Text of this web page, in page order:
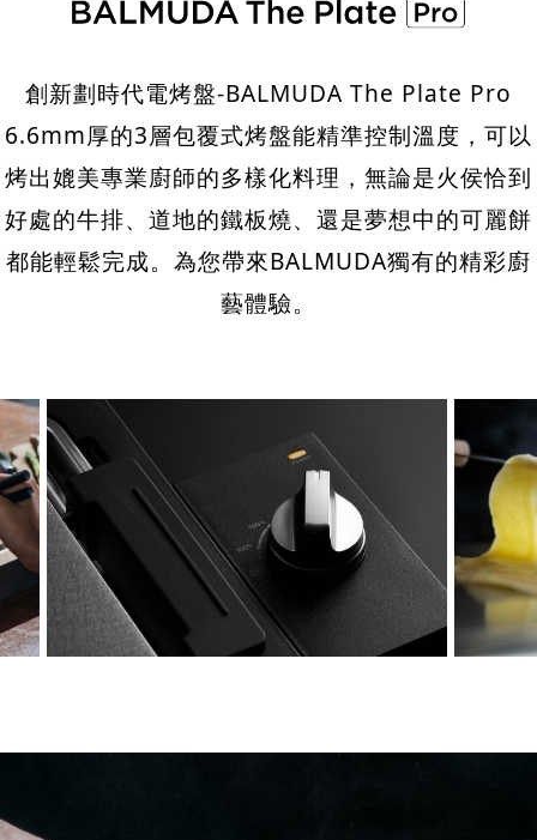
創新劃時代電烤盤-BALMUDA The Plate Pro
6.6mm厚的3層包覆式烤盤能精準控制溫度， 可以
烤出媲美專業廚師的多樣化料理， 無論是火侯恰到
好處的牛排、道地的鐵板燒、還是夢想中的可麗餅
都能輕鬆完成。 為您帶來BALMUDA獨有的精彩廚
藝體驗。